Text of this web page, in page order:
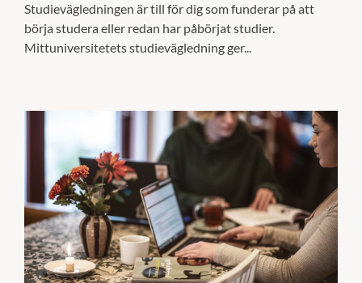
Studievägledningen är till för dig som funderar på att
börja studera eller redan har påbörjat studier.
Mittuniversitetets studievägledning ger...